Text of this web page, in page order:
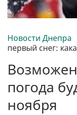
Новости Днепра
первый снег:
погода
ноября